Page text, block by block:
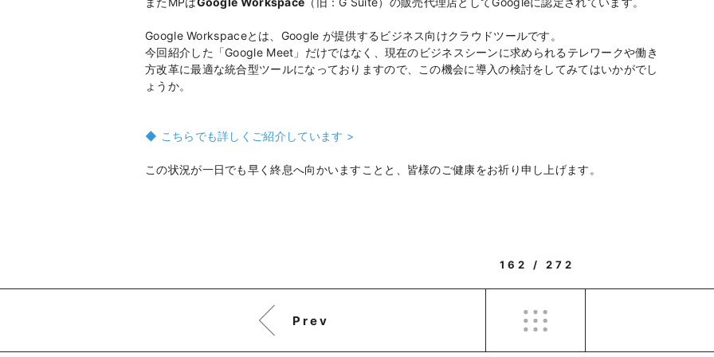
Google Workspaceとは、Google が提供するビジネス向けクラウドツールです。
今回紹介した「Google Meet」だけではなく、現在のビジネスシーンに求められるテレワークや働き
方改革に最適な統合型ツールになっておりますので、この機会に導入の検討をしてみてはいかがでし
ょうか。
◆ こちらでも詳しくご紹介しています >
この状況が一日でも早く終息へ向かいますことと、皆様のご健康をお祈り申し上げます。
162 / 272
Prev